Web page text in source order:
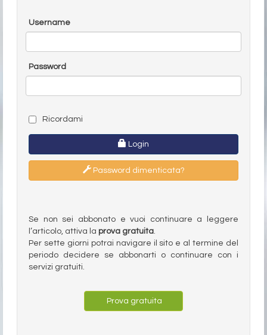
Username
Password
Ricordami
Login
Password dimenticata?
Se non sei abbonato e vuoi continuare a leggere
l’articolo, attiva la prova gratuita.
Per sette giorni potrai navigare il sito e al termine del
periodo decidere se abbonarti o continuare con i
servizi gratuiti.
Prova gratuita